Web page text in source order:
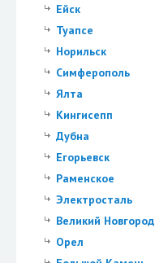
Ейск
Туапсе
Норильск
Симферополь
Ялта
Кингисепп
Дубна
Егорьевск
Раменское
Электросталь
Великий Новгород
Орел